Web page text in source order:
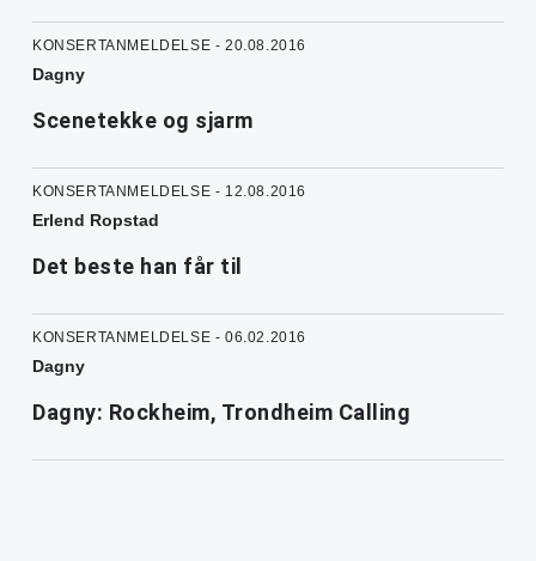
KONSERTANMELDELSE - 20.08.2016
Dagny
Scenetekke og sjarm
KONSERTANMELDELSE - 12.08.2016
Erlend Ropstad
Det beste han får til
KONSERTANMELDELSE - 06.02.2016
Dagny
Dagny: Rockheim, Trondheim Calling